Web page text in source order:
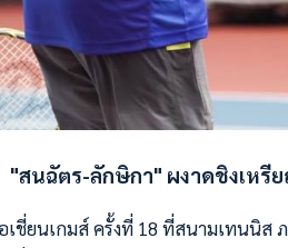
"สนฉัตร-ลักษิกา" ผงาดชิงเหรี
ชี่ยนเกมส์ ครั้งที่ 18 ที่สนามเทนนิส